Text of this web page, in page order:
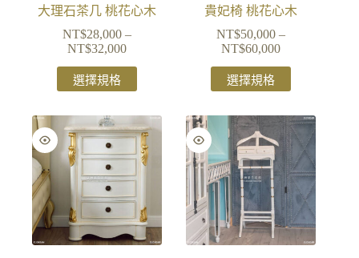
大理石茶几 桃花心木
NT$28,000 –
NT$32,000
選擇規格
貴妃椅 桃花心木
NT$50,000 –
NT$60,000
選擇規格